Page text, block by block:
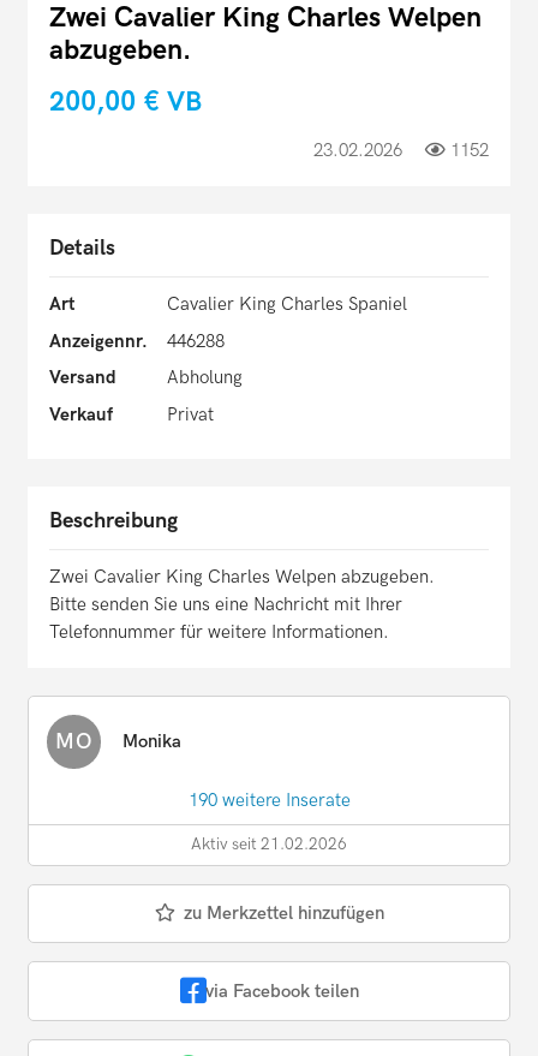
Zwei Cavalier King Charles Welpen
abzugeben.
200,00 € VB
23.02.2026 1152
Details
Art
Cavalier King Charles Spaniel
Anzeigennr.
446288
Versand
Abholung
Verkauf
Privat
Beschreibung
Zwei Cavalier King Charles Welpen abzugeben.
Bitte senden Sie uns eine Nachricht mit Ihrer
Telefonnummer für weitere Informationen.
MO Monika
190 weitere Inserate
Aktiv seit 21.02.2026
zu Merkzettel hinzufügen
via Facebook teilen